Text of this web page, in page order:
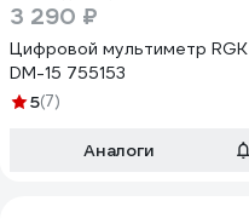
3 290 ₽
Цифровой мультиметр RGK
DM-15 755153
5(7)
Аналоги